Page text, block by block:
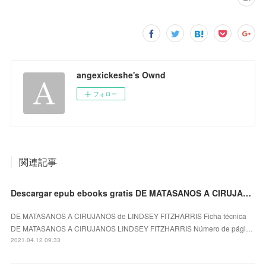
angexickeshe's Ownd
フォロー
関連記事
Descargar epub ebooks gratis DE MATASANOS A CIRUJANOS de LINDSEY FITZHARRIS (Spanish Edition)
DE MATASANOS A CIRUJANOS de LINDSEY FITZHARRIS Ficha técnica
DE MATASANOS A CIRUJANOS LINDSEY FITZHARRIS Número de pági…
2021.04.12 09:33